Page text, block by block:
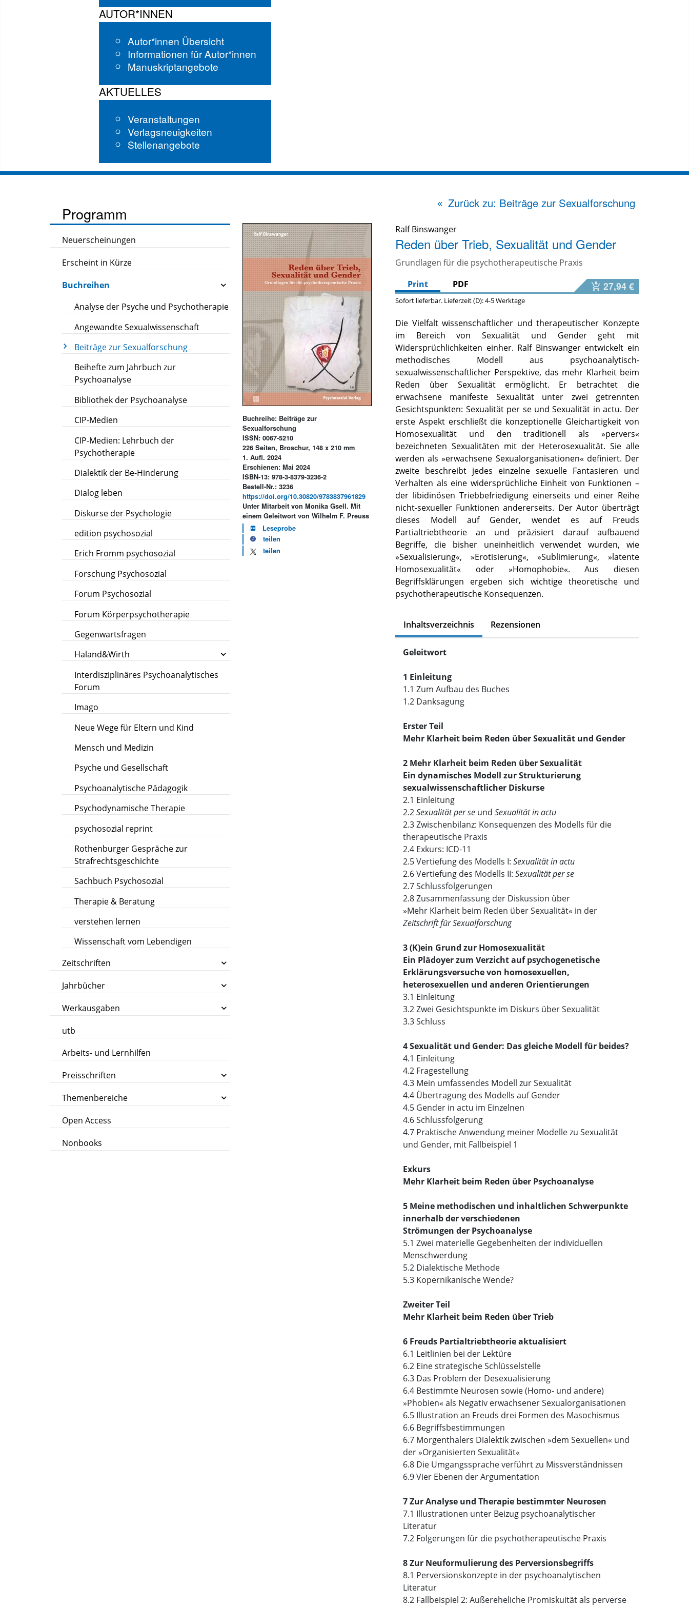
AUTOR*INNEN
Autor*innen Übersicht
Informationen für Autor*innen
Manuskriptangebote
AKTUELLES
Veranstaltungen
Verlagsneuigkeiten
Stellenangebote
Programm
Neuerscheinungen
Erscheint in Kürze
Buchreihen
Analyse der Psyche und Psychotherapie
Angewandte Sexualwissenschaft
Beiträge zur Sexualforschung
Beihefte zum Jahrbuch zur
Psychoanalyse
Bibliothek der Psychoanalyse
CIP-Medien
CIP-Medien: Lehrbuch der
Psychotherapie
Dialektik der Be-Hinderung
Dialog leben
Diskurse der Psychologie
edition psychosozial
Erich Fromm psychosozial
Forschung Psychosozial
Forum Psychosozial
Forum Körperpsychotherapie
Gegenwartsfragen
Haland&Wirth
Interdisziplinäres Psychoanalytisches
Forum
Imago
Neue Wege für Eltern und Kind
Mensch und Medizin
Psyche und Gesellschaft
Psychoanalytische Pädagogik
Psychodynamische Therapie
psychosozial reprint
Rothenburger Gespräche zur
Strafrechtsgeschichte
Sachbuch Psychosozial
Therapie & Beratung
verstehen lernen
Wissenschaft vom Lebendigen
Zeitschriften
Jahrbücher
Werkausgaben
utb
Arbeits- und Lernhilfen
Preisschriften
Themenbereiche
Open Access
Nonbooks
Zurück zu: Beiträge zur Sexualforschung
Buchreihe: Beiträge zur
Sexualforschung
ISSN: 0067-5210
226 Seiten, Broschur, 148 x 210 mm
1. Aufl. 2024
Erschienen: Mai 2024
ISBN-13: 978-3-8379-3236-2
Bestell-Nr.: 3236
https://doi.org/10.30820/9783837961829
Unter Mitarbeit von Monika Gsell. Mit
einem Geleitwort von Wilhelm F. Preuss
Leseprobe
teilen
teilen
Ralf Binswanger
Reden über Trieb, Sexualität und Gender
Grundlagen für die psychotherapeutische Praxis
Print
PDF 27,94 €
Sofort lieferbar. Lieferzeit (D): 4-5 Werktage
Die Vielfalt wissenschaftlicher und therapeutischer Konzepte
im Bereich von Sexualität und Gender geht mit
Widersprüchlichkeiten einher. Ralf Binswanger entwickelt ein
methodisches Modell aus psychoanalytisch-
sexualwissenschaftlicher Perspektive, das mehr Klarheit beim
Reden über Sexualität ermöglicht. Er betrachtet die
erwachsene manifeste Sexualität unter zwei getrennten
Gesichtspunkten: Sexualität per se und Sexualität in actu. Der
erste Aspekt erschließt die konzeptionelle Gleichartigkeit von
Homosexualität und den traditionell als »pervers«
bezeichneten Sexualitäten mit der Heterosexualität. Sie alle
werden als »erwachsene Sexualorganisationen« definiert. Der
zweite beschreibt jedes einzelne sexuelle Fantasieren und
Verhalten als eine widersprüchliche Einheit von Funktionen –
der libidinösen Triebbefriedigung einerseits und einer Reihe
nicht-sexueller Funktionen andererseits. Der Autor überträgt
dieses Modell auf Gender, wendet es auf Freuds
Partialtriebtheorie an und präzisiert darauf aufbauend
Begriffe, die bisher uneinheitlich verwendet wurden, wie
»Sexualisierung«, »Erotisierung«, »Sublimierung«, »latente
Homosexualität« oder »Homophobie«. Aus diesen
Begriffsklärungen ergeben sich wichtige theoretische und
psychotherapeutische Konsequenzen.
Inhaltsverzeichnis Rezensionen
Geleitwort
1 Einleitung
1.1 Zum Aufbau des Buches
1.2 Danksagung
Erster Teil
Mehr Klarheit beim Reden über Sexualität und Gender
2 Mehr Klarheit beim Reden über Sexualität
Ein dynamisches Modell zur Strukturierung
sexualwissenschaftlicher Diskurse
2.1 Einleitung
2.2Sexualität per se undSexualität in actu
2.3 Zwischenbilanz: Konsequenzen des Modells für die
therapeutische Praxis
2.4 Exkurs: ICD-11
2.5 Vertiefung des Modells I:Sexualität in actu
2.6 Vertiefung des Modells II:Sexualität per se
2.7 Schlussfolgerungen
2.8 Zusammenfassung der Diskussion über
»Mehr Klarheit beim Reden über Sexualität« in der
Zeitschrift für Sexualforschung
3 (K)ein Grund zur Homosexualität
Ein Plädoyer zum Verzicht auf psychogenetische
Erklärungsversuche von homosexuellen,
heterosexuellen und anderen Orientierungen
3.1 Einleitung
3.2 Zwei Gesichtspunkte im Diskurs über Sexualität
3.3 Schluss
4 Sexualität und Gender: Das gleiche Modell für beides?
4.1 Einleitung
4.2 Fragestellung
4.3 Mein umfassendes Modell zur Sexualität
4.4 Übertragung des Modells auf Gender
4.5 Gender in actu im Einzelnen
4.6 Schlussfolgerung
4.7 Praktische Anwendung meiner Modelle zu Sexualität
und Gender, mit Fallbeispiel 1
Exkurs
Mehr Klarheit beim Reden über Psychoanalyse
5 Meine methodischen und inhaltlichen Schwerpunkte
innerhalb der verschiedenen
Strömungen der Psychoanalyse
5.1 Zwei materielle Gegebenheiten der individuellen
Menschwerdung
5.2 Dialektische Methode
5.3 Kopernikanische Wende?
Zweiter Teil
Mehr Klarheit beim Reden über Trieb
6 Freuds Partialtriebtheorie aktualisiert
6.1 Leitlinien bei der Lektüre
6.2 Eine strategische Schlüsselstelle
6.3 Das Problem der Desexualisierung
6.4 Bestimmte Neurosen sowie (Homo- und andere)
»Phobien« als Negativ erwachsener Sexualorganisationen
6.5 Illustration an Freuds drei Formen des Masochismus
6.6 Begriffsbestimmungen
6.7 Morgenthalers Dialektik zwischen »dem Sexuellen« und
der »Organisierten Sexualität«
6.8 Die Umgangssprache verführt zu Missverständnissen
6.9 Vier Ebenen der Argumentation
7 Zur Analyse und Therapie bestimmter Neurosen
7.1 Illustrationen unter Beizug psychoanalytischer
Literatur
7.2 Folgerungen für die psychotherapeutische Praxis
8 Zur Neuformulierung des Perversionsbegriffs
8.1 Perversionskonzepte in der psychoanalytischen
Literatur
8.2 Fallbeispiel 2: Außereheliche Promiskuität als perverse